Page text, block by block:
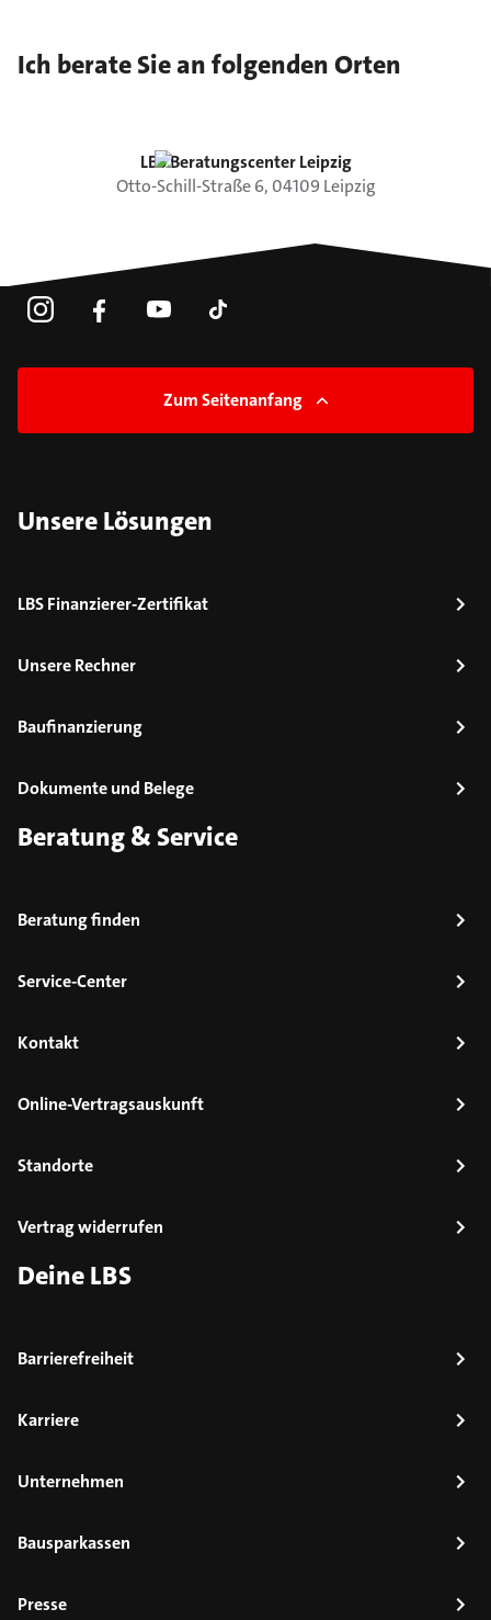
Ich berate Sie an folgenden Orten
LBS Beratungscenter Leipzig
Otto-Schill-Straße 6, 04109 Leipzig
Zum Seitenanfang
Unsere Lösungen
LBS Finanzierer-Zertifikat
Unsere Rechner
Baufinanzierung
Dokumente und Belege
Beratung & Service
Beratung finden
Service-Center
Kontakt
Online-Vertragsauskunft
Standorte
Vertrag widerrufen
Deine LBS
Barrierefreiheit
Karriere
Unternehmen
Bausparkassen
Presse